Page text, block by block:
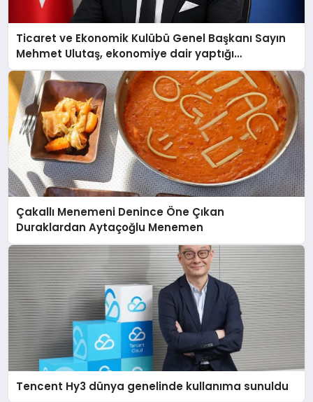
Ticaret ve Ekonomik Kulübü Genel Başkanı Sayın
Mehmet Ulutaş, ekonomiye dair yaptığı
açıklamada şunları kaydetti:
Çakallı Menemeni Denince Öne Çıkan
Duraklardan Aytaçoğlu Menemen
Tencent Hy3 dünya genelinde kullanıma sunuldu